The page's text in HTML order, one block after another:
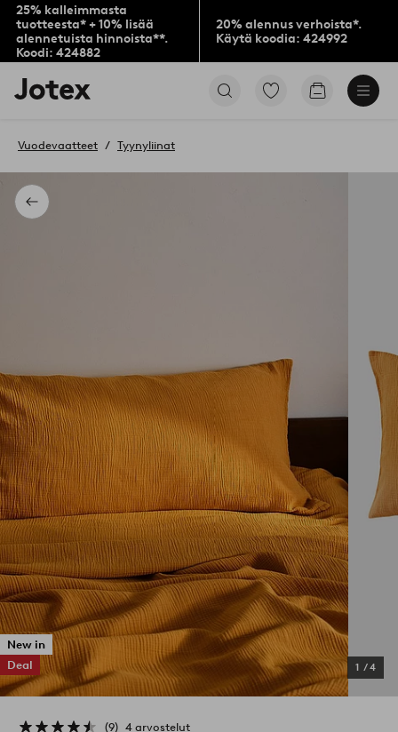
25% kalleimmasta
tuotteesta* + 10% lisää
alennetuista hinnoista**.
Koodi: 424882
20% alennus verhoista*.
Käytä koodia: 424992
Jotex-
logo
aloitussivulle
Siirry
Siirry
Takaisin
Vuodevaatteet Tyynyliinat
New in
Deal
1 /4
9 4 arvostelut